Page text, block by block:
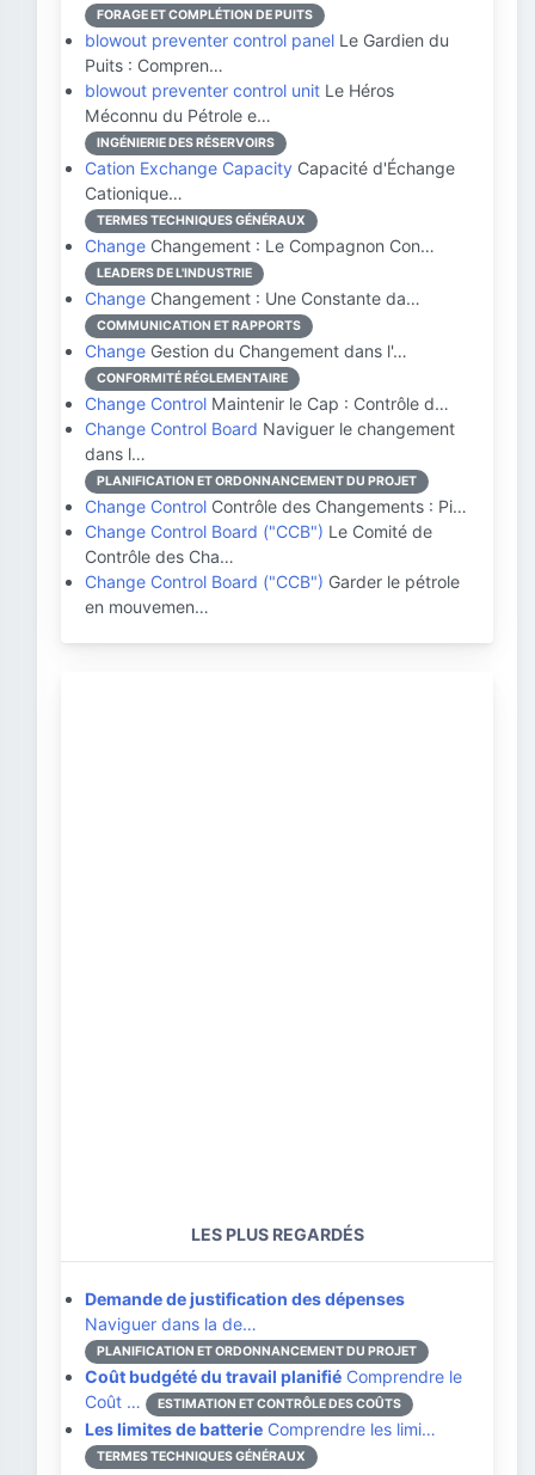
FORAGE ET COMPLÉTION DE PUITS
blowout preventer control panel Le Gardien du
Puits : Compren…
blowout preventer control unit Le Héros
Méconnu du Pétrole e…
INGÉNIERIE DES RÉSERVOIRS
Cation Exchange Capacity Capacité d'Échange
Cationique…
TERMES TECHNIQUES GÉNÉRAUX
Change Changement : Le Compagnon Con…
LEADERS DE L'INDUSTRIE
Change Changement : Une Constante da…
COMMUNICATION ET RAPPORTS
Change Gestion du Changement dans l'…
CONFORMITÉ RÉGLEMENTAIRE
Change Control Maintenir le Cap : Contrôle d…
Change Control Board Naviguer le changement
dans l…
PLANIFICATION ET ORDONNANCEMENT DU PROJET
Change Control Contrôle des Changements : Pi…
Change Control Board ("CCB") Le Comité de
Contrôle des Cha…
Change Control Board ("CCB") Garder le pétrole
en mouvemen…
LES PLUS REGARDÉS
Demande de justification des dépenses
Naviguer dans la de…
PLANIFICATION ET ORDONNANCEMENT DU PROJET
Coût budgété du travail planifié Comprendre le
Coût …
ESTIMATION ET CONTRÔLE DES COÛTS
Les limites de batterie Comprendre les limi…
TERMES TECHNIQUES GÉNÉRAUX